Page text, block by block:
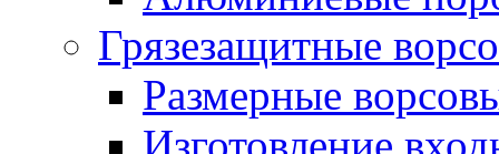
Грязезащитные
Размерные
Изготовление